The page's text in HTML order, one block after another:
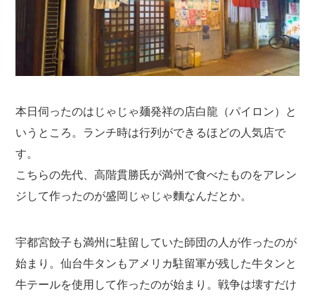
本日伺ったのはじゃじゃ麺発祥の店白龍（パイロン）と
いうところ。ランチ時は行列ができるほどの人気店で
す。
こちらの先代、高階貫勝氏が満州で食べたものをアレン
ジして作ったのが盛岡じゃじゃ麵なんだとか。
宇都宮餃子も満州に駐留していた師団の人が作ったのが
始まり。仙台牛タンもアメリカ駐留軍が残した牛タンと
牛テールを使用して作ったのが始まり。戦争は壊すだけ